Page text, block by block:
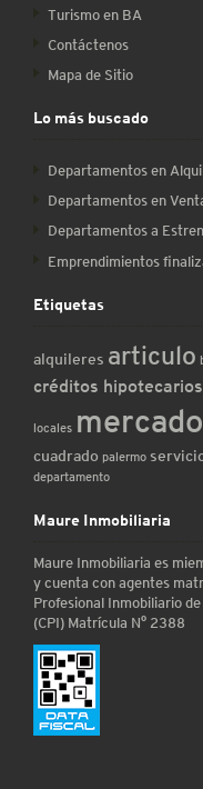
Turismo en BA
Contáctenos
Mapa de Sitio
Lo más buscado
Departamentos en
Departamentos en
Departamentos a
Emprendimientos
Etiquetas
alquileres articulo
créditos hipotecarios
locales
cuadrado palermo
departamento
Maure Inmobiliaria
Maure Inmobiliaria es
y cuenta con agentes
Profesional Inmobiliario
(CPI) Matrícula N° 2388